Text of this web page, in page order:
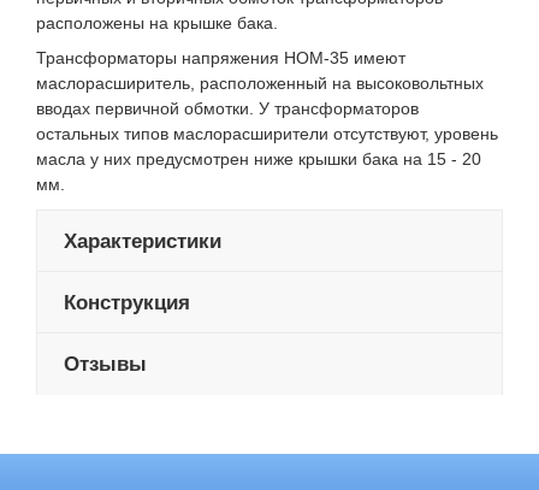
расположены на крышке бака.
Трансформаторы напряжения НОМ-35 имеют
маслорасширитель, расположенный на высоковольтных
вводах первичной обмотки. У трансформаторов
остальных типов маслорасширители отсутствуют, уровень
масла у них предусмотрен ниже крышки бака на 15 - 20
мм.
Характеристики
Конструкция
Отзывы